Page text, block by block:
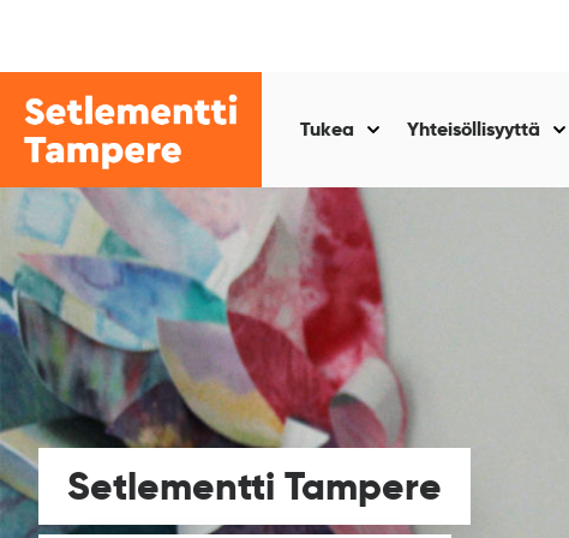
Tampere
Tukea
Näytä
“Tukea
”
Yhteisöllisyyttä
Setlementti Tampere